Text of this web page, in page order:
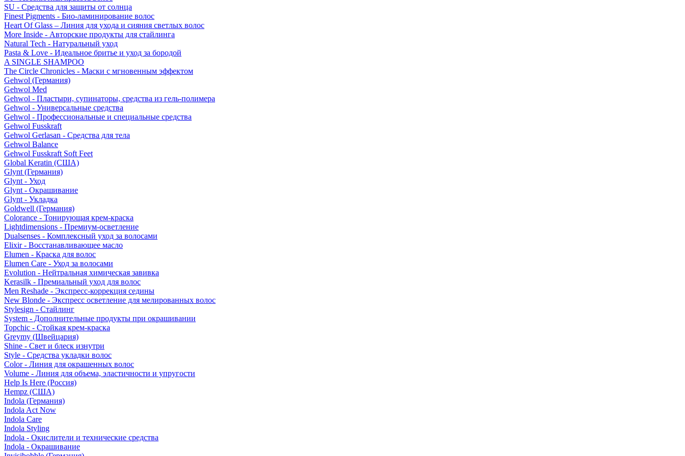
SU - Средства для защиты от солнца
Finest Pigments - Био-ламинирование волос
Heart Of Glass – Линия для ухода и сияния светлых волос
More Inside - Авторские продукты для стайлинга
Natural Tech - Натуральный уход
Pasta & Love - Идеальное бритье и уход за бородой
A SINGLE SHAMPOO
The Circle Chronicles - Маски с мгновенным эффектом
Gehwol (Германия)
Gehwol Med
Gehwol - Пластыри, супинаторы, средства из гель-полимера
Gehwol - Универсальные средства
Gehwol - Профессиональные и специальные средства
Gehwol Fusskraft
Gehwol Gerlasan - Средства для тела
Gehwol Balance
Gehwol Fusskraft Soft Feet
Global Keratin (США)
Glynt (Германия)
Glynt - Уход
Glynt - Окрашивание
Glynt - Укладка
Goldwell (Германия)
Colorance - Тонирующая крем-краска
Lightdimensions - Премиум-осветление
Dualsenses - Комплексный уход за волосами
Elixir - Восстанавливающее масло
Elumen - Краска для волос
Elumen Care - Уход за волосами
Evolution - Нейтральная химическая завивка
Kerasilk - Премиальный уход для волос
Men Reshade - Экспресс-коррекция седины
New Blonde - Экспресс осветление для мелированных волос
Stylesign - Стайлинг
System - Дополнительные продукты при окрашивании
Topchic - Стойкая крем-краска
Greymy (Швейцария)
Shine - Свет и блеск изнутри
Style - Средства укладки волос
Color - Линия для окрашенных волос
Volume - Линия для объема, эластичности и упругости
Help Is Here (Россия)
Hempz (США)
Indola (Германия)
Indola Act Now
Indola Care
Indola Styling
Indola - Окислители и технические средства
Indola - Окрашивание